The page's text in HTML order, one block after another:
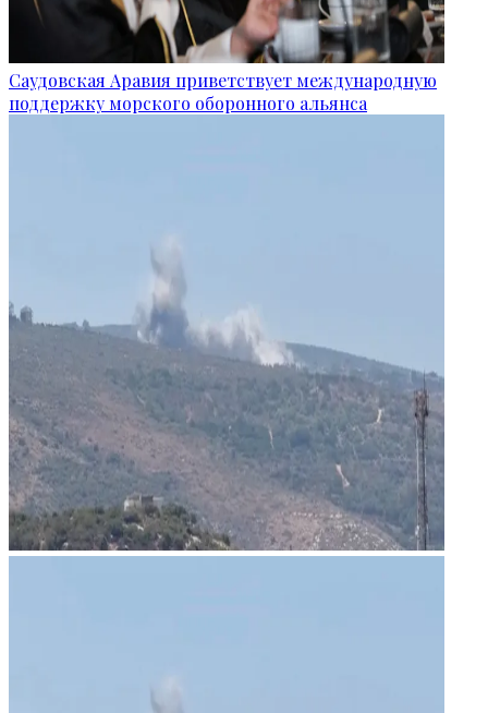
Саудовская Аравия приветствует международную
поддержку морского оборонного альянса